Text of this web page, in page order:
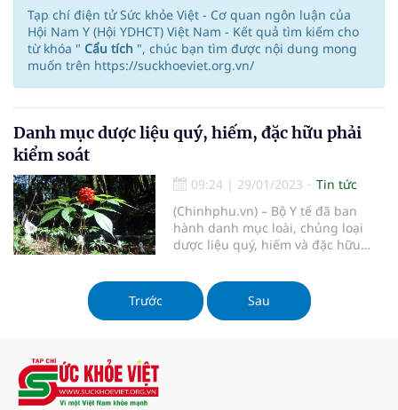
Tạp chí điện tử Sức khỏe Việt - Cơ quan ngôn luận của
Hội Nam Y (Hội YDHCT) Việt Nam - Kết quả tìm kiếm cho
từ khóa " Cẩu tích ", chúc bạn tìm được nội dung mong
muốn trên https://suckhoeviet.org.vn/
Danh mục dược liệu quý, hiếm, đặc hữu phải
kiểm soát
09:24 | 29/01/2023
Tin tức
(Chinhphu.vn) – Bộ Y tế đã ban
hành danh mục loài, chủng loại
dược liệu quý, hiếm và đặc hữu
loại.
Trước
Sau